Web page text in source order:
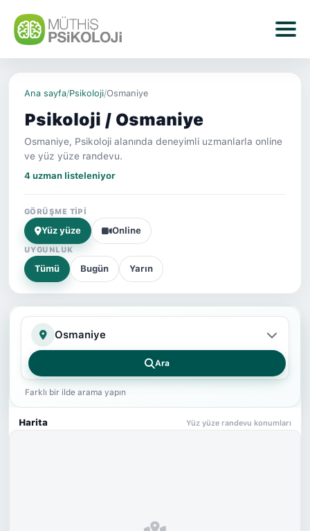
Ana sayfa/Psikoloji/Osmaniye
Psikoloji / Osmaniye
Osmaniye, Psikoloji alanında deneyimli uzmanlarla online
ve yüz yüze randevu.
4 uzman listeleniyor
GÖRÜŞME TIPI
Yüz yüze Online
UYGUNLUK
Tümü Bugün Yarın
İl
Ara
Farklı bir ilde arama yapın
Harita Yüz yüze randevu konumları